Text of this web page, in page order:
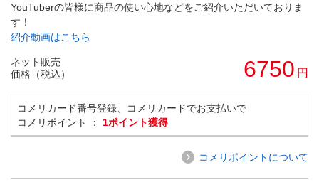
YouTuberの皆様に商品の使い心地などをご紹介いただいておりま
す！
紹介動画はこちら
ネット販売
価格（税込）
6750 円
コメリカード番号登録、コメリカードでお支払いで
コメリポイント ： 1ポイント獲得
コメリポイントについて